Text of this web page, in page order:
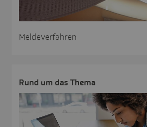
Meldeverfahren
Rund um das Thema